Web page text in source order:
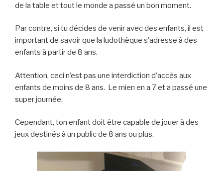
de la table et tout le monde a passé un bon moment.
Par contre, si tu décides de venir avec des enfants, il est
important de savoir que la ludothèque s’adresse à des
enfants à partir de 8 ans.
Attention, ceci n’est pas une interdiction d’accès aux
enfants de moins de 8 ans. Le mien en a 7 et a passé une
super journée.
Cependant, ton enfant doit être capable de jouer à des
jeux destinés à un public de 8 ans ou plus.